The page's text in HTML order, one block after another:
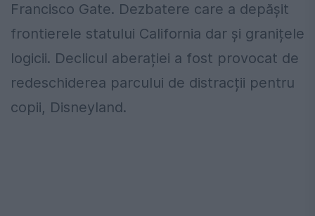
Francisco Gate. Dezbatere care a depășit
frontierele statului California dar și granițele
logicii. Declicul aberației a fost provocat de
redeschiderea parcului de distracții pentru
copii, Disneyland.